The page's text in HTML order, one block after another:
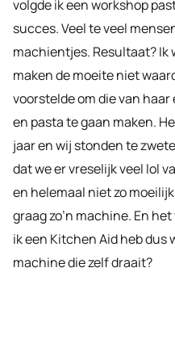
volgde ik een workshop
succes. Veel te veel
machientjes. Resultaat? Ik
maken de moeite niet
voorstelde om die van
en pasta te gaan maken.
jaar en wij stonden te
dat we er vreselijk veel lol
en helemaal niet zo
graag zo’n machine. En
ik een Kitchen Aid heb dus
machine die zelf draait?